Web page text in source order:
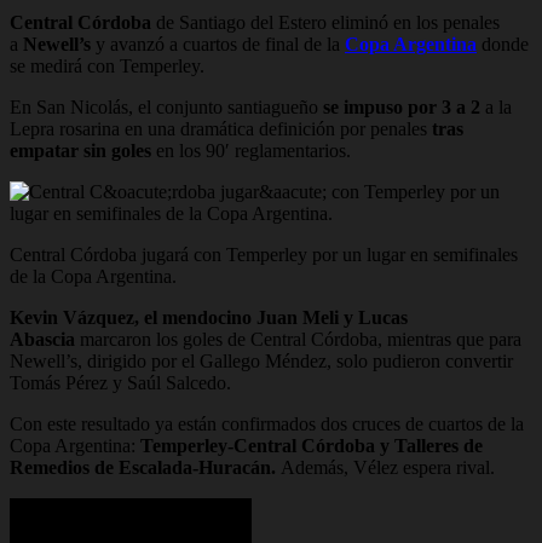
Central Córdoba de Santiago del Estero eliminó en los penales
a Newell’s y avanzó a cuartos de final de la Copa Argentina donde
se medirá con Temperley.
En San Nicolás, el conjunto santiagueño se impuso por 3 a 2 a la
Lepra rosarina en una dramática definición por penales tras
empatar sin goles en los 90′ reglamentarios.
Central Córdoba jugará con Temperley por un lugar en semifinales
de la Copa Argentina.
Kevin Vázquez, el mendocino Juan Meli y Lucas
Abascia marcaron los goles de Central Córdoba, mientras que para
Newell’s, dirigido por el Gallego Méndez, solo pudieron convertir
Tomás Pérez y Saúl Salcedo.
Con este resultado ya están confirmados dos cruces de cuartos de la
Copa Argentina: Temperley-Central Córdoba y Talleres de
Remedios de Escalada-Huracán. Además, Vélez espera rival.